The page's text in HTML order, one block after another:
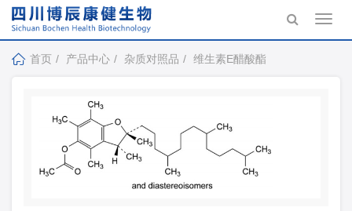
首页
产品中心 杂质对照品 维生素E醋酸酯